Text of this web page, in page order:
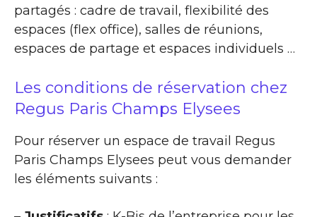
partagés : cadre de travail, flexibilité des
espaces (flex office), salles de réunions,
espaces de partage et espaces individuels …
Les conditions de réservation chez
Regus Paris Champs Elysees
Pour réserver un espace de travail Regus
Paris Champs Elysees peut vous demander
les éléments suivants :